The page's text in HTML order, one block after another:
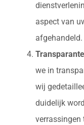
aspect van
afgehandeld.
we in
wij
duidelijk
verrassingen